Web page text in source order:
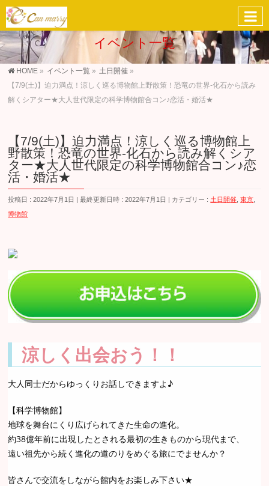
イベント一覧
HOME » イベント一覧 » 土日開催 »
【7/9(土)】迫力満点！涼しく巡る博物館上野散策！恐竜の世界-化石から読み
解くシアター★大人世代限定の科学博物館合コン♪恋活・婚活★
【7/9(土)】迫力満点！涼しく巡る博物館上
野散策！恐竜の世界-化石から読み解くシア
ター★大人世代限定の科学博物館合コン♪恋
活・婚活★
投稿日 : 2022年7月1日 最終更新日時 : 2022年7月1日 カテゴリー : 土日開催 ,東京
博物館
涼しく出会おう！！
大人同士だからゆっくりお話しできますよ♪
【科学博物館】
地球を舞台にくり広げられてきた生命の進化。
約38億年前に出現したとされる最初の生きものから現代まで、
遠い祖先から続く進化の道のりをめぐる旅にでませんか？
皆さんで交流をしながら館内をお楽しみ下さい★